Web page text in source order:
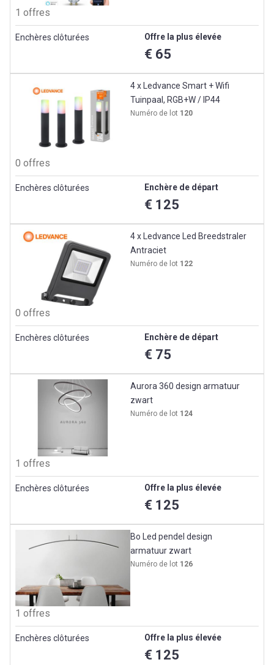
1 offres
Enchères clôturées Offre la plus élevée
€ 65
4 x Ledvance Smart + Wifi
Tuinpaal, RGB+W / IP44
Numéro de lot 120
0 offres
Enchères clôturées Enchère de départ
€ 125
4 x Ledvance Led Breedstraler
Antraciet
Numéro de lot 122
0 offres
Enchères clôturées Enchère de départ
€ 75
Aurora 360 design armatuur
zwart
Numéro de lot 124
1 offres
Enchères clôturées Offre la plus élevée
€ 125
Bo Led pendel design
armatuur zwart
Numéro de lot 126
1 offres
Enchères clôturées Offre la plus élevée
€ 125